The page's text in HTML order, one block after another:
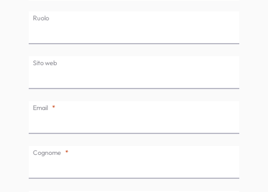
Ruolo
Sito web
Email
Cognome